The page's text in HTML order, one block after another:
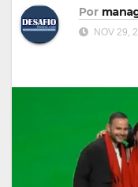
Por
NOV 29,